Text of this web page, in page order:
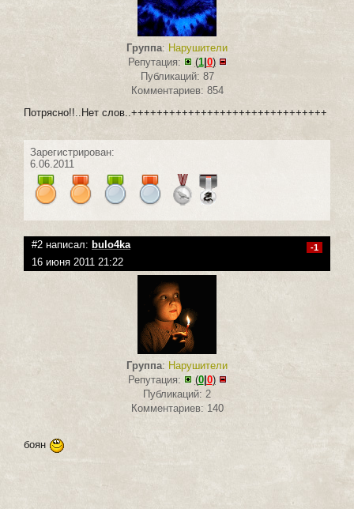
Группа: Нарушители
Репутация:
(1| 0)
Публикаций: 87
Комментариев: 854
Потрясно!!..Нет слов..+++++++++++++++++++++++++++++++
Зарегистрирован:
6.06.2011
#2 написал: bulо4kа -1
16 июня 2011 21:22
Группа: Нарушители
Репутация:
(0| 0)
Публикаций: 2
Комментариев: 140
боян